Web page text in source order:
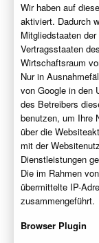
Wir haben auf
aktiviert. Dadurch
Mitgliedstaaten
Vertragsstaaten
Wirtschaftsraum
Nur in
von Google in den
des Betreibers
benutzen, um Ihre
über die
mit der
Dienstleistungen
Die im Rahmen
übermittelte IP-
zusammengeführt.
Browser Plugin